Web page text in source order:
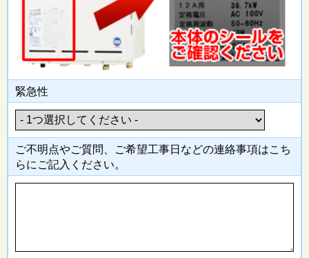
緊急性
ご不明点やご質問、ご希望工事日などの連絡事項はこち
らにご記入 ください。